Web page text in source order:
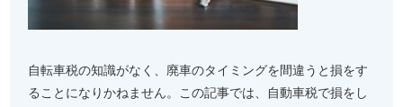
自転車税の知識がなく、廃車のタイミングを間違うと損をす
ることになりかねません。この記事では、自動車税で損をし